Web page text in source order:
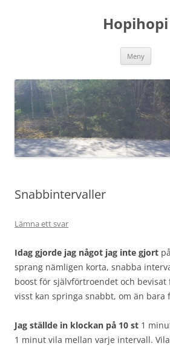
Hopihopi
Meny
Snabbintervaller
Lämna ett svar
Idag gjorde jag något jag inte gjort
sprang nämligen korta, snabba
boost för självförtroendet och
visst kan springa snabbt, om än bara
Jag ställde in klockan på 10 st 1
1 minut vila mellan varje intervall.